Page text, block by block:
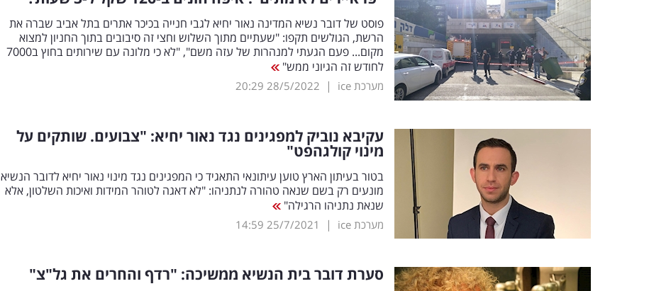
פוסט של דובר נשיא המדינה נאור יחיא לגבי חנייה בכיכר אתרים בתל אביב שברה את
הרשת, הגולשים תקפו: "שעתיים מתוך השלוש וחצי זה סיבובים בתוך החניון למצוא
מקום... פעם הגעתי למנהרות של עזה משם", "לא כי מלונה עם שירותים בחוץ ב7000
לחודש זה הגיוני ממש"
מערכת ice |
28/5/2022
20:29
עקיבא נוביק למפגינים נגד נאור יחיא: "צבועים. שותקים על
מינוי קולגהפט"
בטור בעיתון הארץ טוען עיתונאי התאגיד כי המפגינים נגד מינוי נאור יחיא לדובר הנשיא
מונעים רק בשם שנאה טהורה לנתניהו: "לא דאגה לטוהר המידות ואיכות השלטון, אלא
שנאת נתניהו הרגילה"
מערכת ice |
25/7/2021
14:59
סערת דובר בית הנשיא ממשיכה: "רדף והחרים את גל"צ"